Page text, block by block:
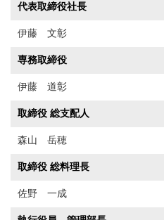
代表取締役社長
伊藤 文彰
専務取締役
伊藤 道彰
取締役 総支配人
森山 岳穂
取締役 総料理長
佐野 一成